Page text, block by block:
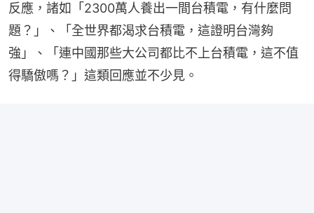
反應，諸如「2300萬人養出一間台積電，有什麼問
題？」、「全世界都渴求台積電，這證明台灣夠
強」、「連中國那些大公司都比不上台積電，這不值
得驕傲嗎？」這類回應並不少見。